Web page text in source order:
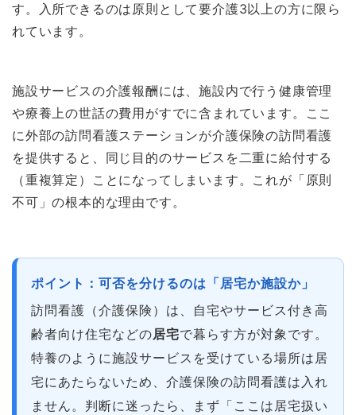
す。入所できるのは原則として要介護3以上の方に限ら
れています。
施設サービスの介護報酬には、施設内で行う健康管理
や療養上の世話の費用がすでに含まれています。ここ
に外部の訪問看護ステーションが介護保険の訪問看護
を提供すると、同じ目的のサービスを二重に給付する
（重複算定）ことになってしまいます。これが「原則
不可」の根本的な理由です。
ポイント：可否を分けるのは「居宅か施設か」
訪問看護（介護保険）は、自宅やサービス付き高
齢者向け住宅などの居宅で暮らす方が対象です。
特養のように施設サービスを受けている場所は居
宅にあたらないため、介護保険の訪問看護は入れ
ません。判断に迷ったら、まず「ここは居宅扱い